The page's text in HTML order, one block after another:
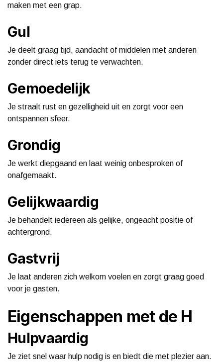
maken met een grap.
Gul
Je deelt graag tijd, aandacht of middelen met anderen
zonder direct iets terug te verwachten.
Gemoedelijk
Je straalt rust en gezelligheid uit en zorgt voor een
ontspannen sfeer.
Grondig
Je werkt diepgaand en laat weinig onbesproken of
onafgemaakt.
Gelijkwaardig
Je behandelt iedereen als gelijke, ongeacht positie of
achtergrond.
Gastvrij
Je laat anderen zich welkom voelen en zorgt graag goed
voor je gasten.
Eigenschappen met de H
Hulpvaardig
Je ziet snel waar hulp nodig is en biedt die met plezier aan.